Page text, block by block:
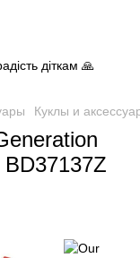
діткам 🙏
Куклы и